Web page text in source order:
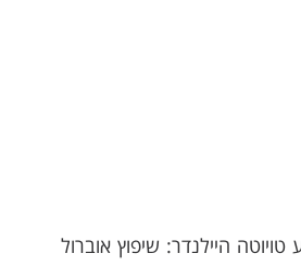
היילנדר: שיפוץ אוברול